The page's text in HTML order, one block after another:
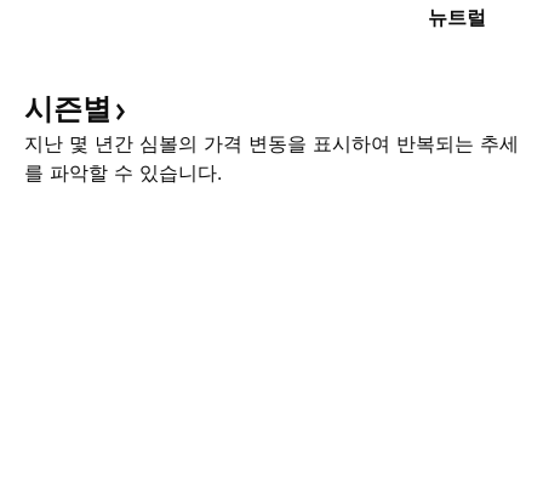
뉴트럴
시즌별
지난 몇 년간 심볼의 가격 변동을 표시하여 반복되는 추세
를 파악할 수 있습니다.